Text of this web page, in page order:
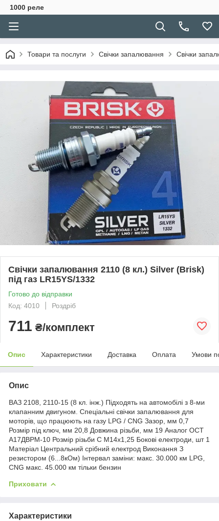
1000 реле
Товари та послуги Свічки запалювання Свічки
Свічки запалювання 2110 (8 кл.) Silver (Brisk)
під газ LR15YS/1332
Готово до відправки
Код: 4010
Роздріб
711 ₴/комплект
Опис Характеристики Доставка Оплата Умови
Опис
ВАЗ 2108, 2110-15 (8 кл. інж.) Підходять на автомобілі з 8-ми
клапанним двигуном. Спеціальні свічки запалювання для
моторів, що працюють на газу LPG / CNG Зазор, мм 0,7
Розмір під ключ, мм 20,8 Довжина різьби, мм 19 Аналог ОСТ
А17ДВРМ-10 Розмір різьби С М14х1,25 Бокові електроди, шт 1
Матеріал Центральний срібний електрод Виконання З
резистором (6...8кОм) Інтервал заміни: макс. 30.000 км LPG,
CNG макс. 45.000 км тільки бензин
Приховати
Характеристики